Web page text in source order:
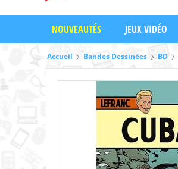
NOUVEAUTÉS JEUX VIDÉO
Accueil Bandes Dessinées BD